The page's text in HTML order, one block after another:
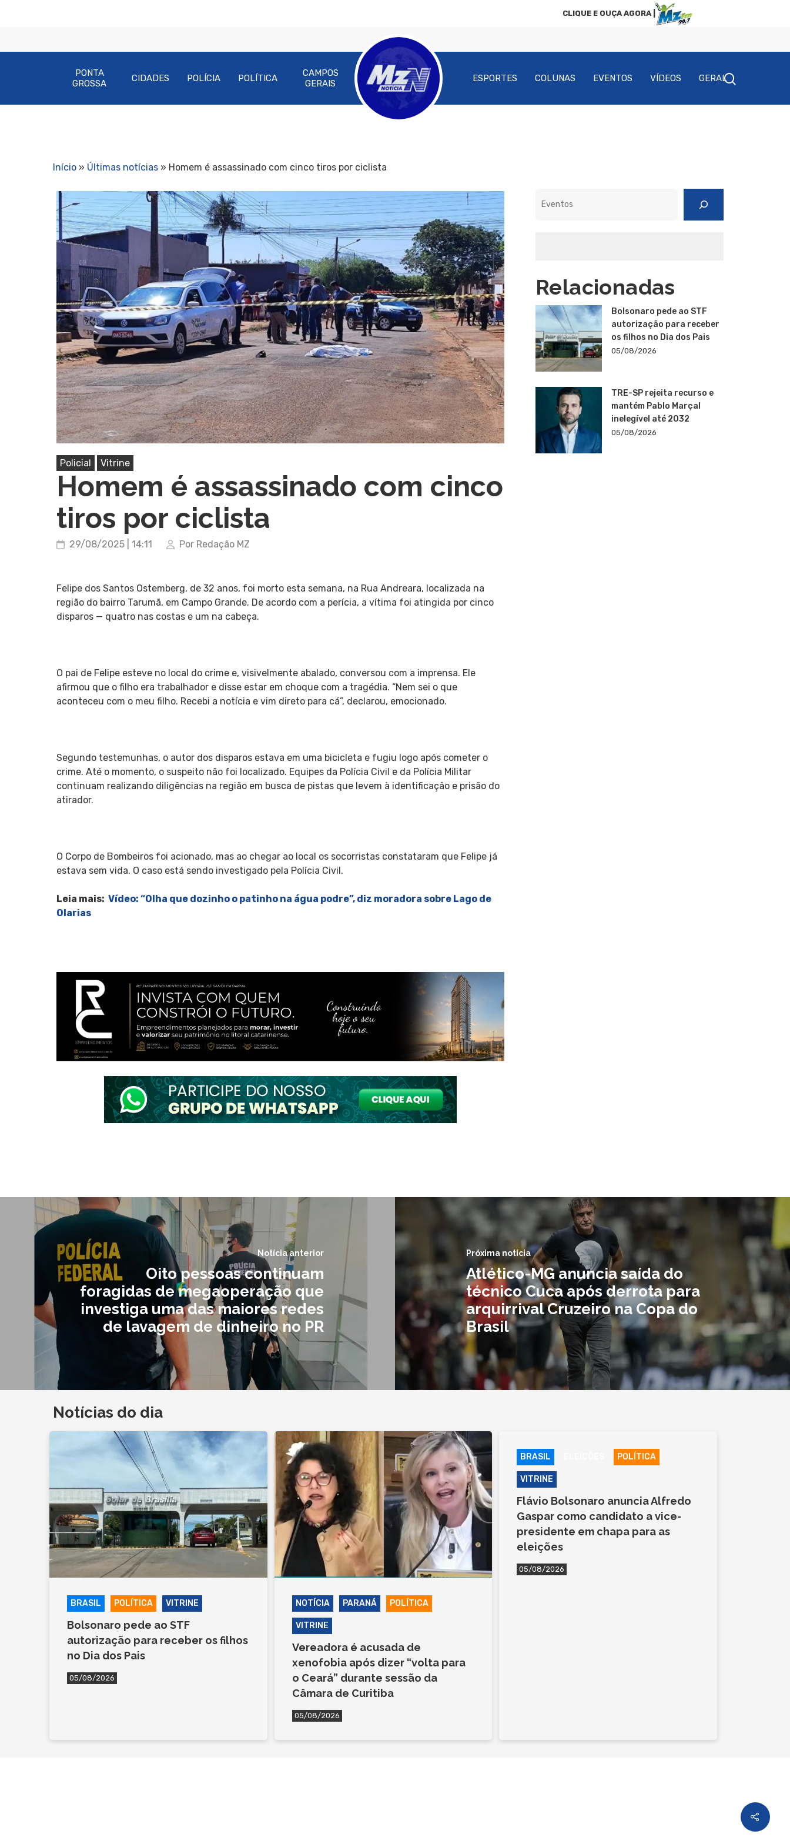
CLIQUE E OUÇA AGORA |
Pressione Enter para pesquisar ou ESC para fechar
PONTA
GROSSA
CIDADES POLÍCIA POLÍTICA
CAMPOS
GERAIS
ESPORTES COLUNAS EVENTOS VÍDEOS GERAL
Início » Últimas notícias » Homem é assassinado com cinco tiros por ciclista
Policial Vitrine
Homem é assassinado com cinco
tiros por ciclista
29/08/2025 | 14:11 Por Redação MZ
Felipe dos Santos Ostemberg, de 32 anos, foi morto esta semana, na Rua Andreara, localizada na
região do bairro Tarumã, em Campo Grande. De acordo com a perícia, a vítima foi atingida por cinco
disparos — quatro nas costas e um na cabeça.
O pai de Felipe esteve no local do crime e, visivelmente abalado, conversou com a imprensa. Ele
afirmou que o filho era trabalhador e disse estar em choque com a tragédia. “Nem sei o que
aconteceu com o meu filho. Recebi a notícia e vim direto para cá”, declarou, emocionado.
Segundo testemunhas, o autor dos disparos estava em uma bicicleta e fugiu logo após cometer o
crime. Até o momento, o suspeito não foi localizado. Equipes da Polícia Civil e da Polícia Militar
continuam realizando diligências na região em busca de pistas que levem à identificação e prisão do
atirador.
O Corpo de Bombeiros foi acionado, mas ao chegar ao local os socorristas constataram que Felipe já
estava sem vida. O caso está sendo investigado pela Polícia Civil.
Leia mais: Vídeo: “Olha que dozinho o patinho na água podre”, diz moradora sobre Lago de
Olarias
Relacionadas
Bolsonaro pede ao STF
autorização para receber
os filhos no Dia dos Pais
05/08/2026
TRE-SP rejeita recurso e
mantém Pablo Marçal
inelegível até 2032
05/08/2026
Notícia anterior
Oito pessoas continuam
foragidas de megaoperação que
investiga uma das maiores redes
de lavagem de dinheiro no PR
Próxima notícia
Atlético-MG anuncia saída do
técnico Cuca após derrota para
arquirrival Cruzeiro na Copa do
Brasil
Notícias do dia
BRASIL POLÍTICA VITRINE
Bolsonaro pede ao STF
autorização para receber os filhos
no Dia dos Pais
05/08/2026
NOTÍCIA PARANÁ POLÍTICA
VITRINE
Vereadora é acusada de
xenofobia após dizer “volta para
o Ceará” durante sessão da
Câmara de Curitiba
05/08/2026
BRASIL POLÍTICA
VITRINE
Flávio Bolsonaro anuncia Alfredo
Gaspar como candidato a vice-
presidente em chapa para as
eleições
05/08/2026